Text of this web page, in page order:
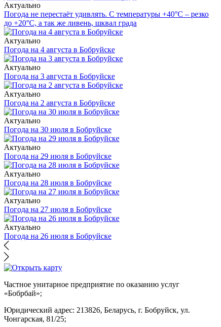
Актуально
Погода не перестаёт удивлять. С температуры +40°С – резко
до +20°С, а так же ливень, шквал града
Актуально
Погода на 4 августа в Бобруйске
Актуально
Погода на 3 августа в Бобруйске
Актуально
Погода на 2 августа в Бобруйске
Актуально
Погода на 30 июля в Бобруйске
Актуально
Погода на 29 июля в Бобруйске
Актуально
Погода на 28 июля в Бобруйске
Актуально
Погода на 27 июля в Бобруйске
Актуально
Погода на 26 июля в Бобруйске
Частное унитарное предприятие по оказанию услуг
«Бобрбай»;
Юридический адрес: 213826, Беларусь, г. Бобруйск, ул.
Чонгарская, 81/25;